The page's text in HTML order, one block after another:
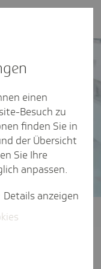
braucht
einen
Besuch zu
finden Sie in
der Übersicht
Sie Ihre
anpassen.
Details anzeigen